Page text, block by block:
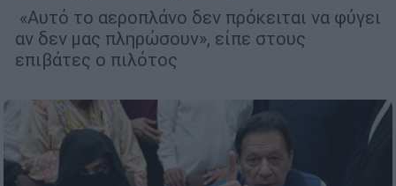
«Αυτό το αεροπλάνο δεν πρόκειται να φύγει
αν δεν μας πληρώσουν», είπε στους
επιβάτες ο πιλότος